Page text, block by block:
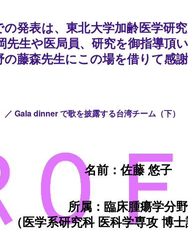
発表は、東北大学加齢医学研
先生や医局員、研究を御指導頂
藤森先生にこの場を借りて感謝
Gala dinner で歌を披露する台湾チーム（下）
名前：佐藤 悠子
所属：臨床腫瘍学分野
（医学系研究科 医科学専攻 博士